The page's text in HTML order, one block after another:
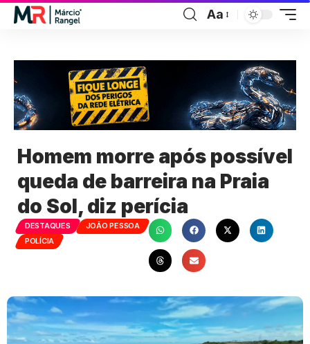
Aa
Homem morre após possível
queda de barreira na Praia
do Sol, diz perícia
DESTAQUES
JOÃO PESSOA
POLÍCIA